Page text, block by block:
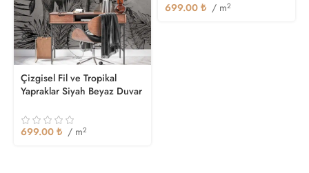
Çizgisel Fil ve Tropikal
Yapraklar Siyah Beyaz Duvar
699.00 ₺ / m2
699.00 ₺ / m2